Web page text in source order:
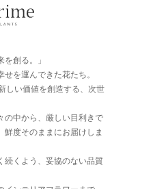
を創る。」
を運んできた花たち。
しい価値を創造する、次世
の中から、厳しい目利きで
度そのままにお届けしま
続くよう、妥協のない品質